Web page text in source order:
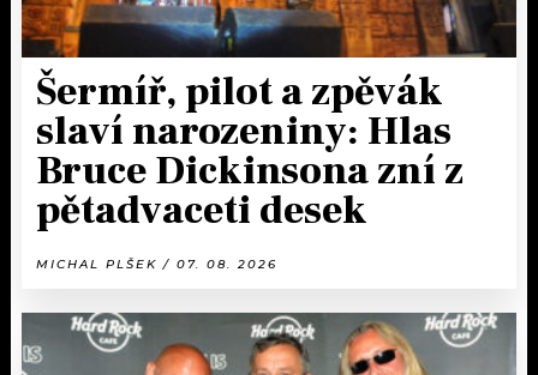
Šermíř, pilot a zpěvák
slaví narozeniny: Hlas
Bruce Dickinsona zní z
pětadvaceti desek
MICHAL PLŠEK / 07. 08. 2026